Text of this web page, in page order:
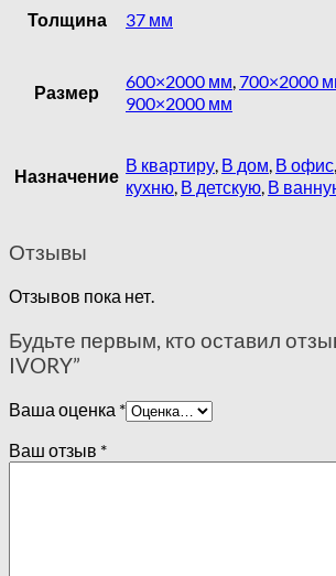
Толщина 37 мм
Размер
600×2000 мм 700×2000
900×2000 мм
Назначение
В квартиру В дом В офис
кухню В детскую В
Отзывы
Отзывов пока нет.
Будьте первым, кто оставил
IVORY”
Ваша оценка *
Ваш отзыв *